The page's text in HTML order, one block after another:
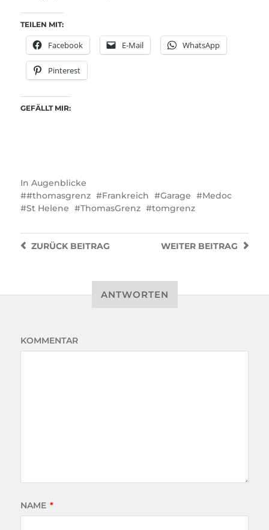
TEILEN MIT:
Facebook E-Mail WhatsApp
Pinterest
GEFÄLLT MIR:
In Augenblicke
#thomasgrenz
Frankreich Garage
Medoc
St Helene
ThomasGrenz tomgrenz
WEITER BEITRAG
ZURÜCKBEITRAG
ANTWORTEN
KOMMENTAR
NAME *